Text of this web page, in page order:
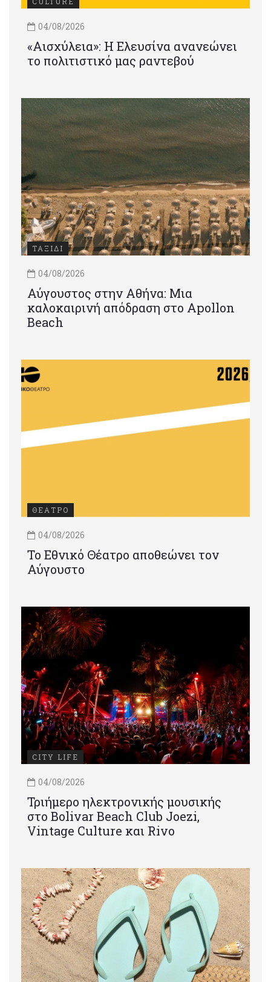
04/08/2026
«Αισχύλεια»: Η Ελευσίνα ανανεώνει
το πολιτιστικό μας ραντεβού
ΤΑΞΙΔΙ
04/08/2026
Αύγουστος στην Αθήνα: Μια
καλοκαιρινή απόδραση στο Apollon
Beach
ΘΕΑΤΡΟ
04/08/2026
Το Εθνικό Θέατρο αποθεώνει τον
Αύγουστο
CITY LIFE
04/08/2026
Τριήμερο ηλεκτρονικής μουσικής
στο Bolivar Beach Club Joezi,
Vintage Culture και Rivo